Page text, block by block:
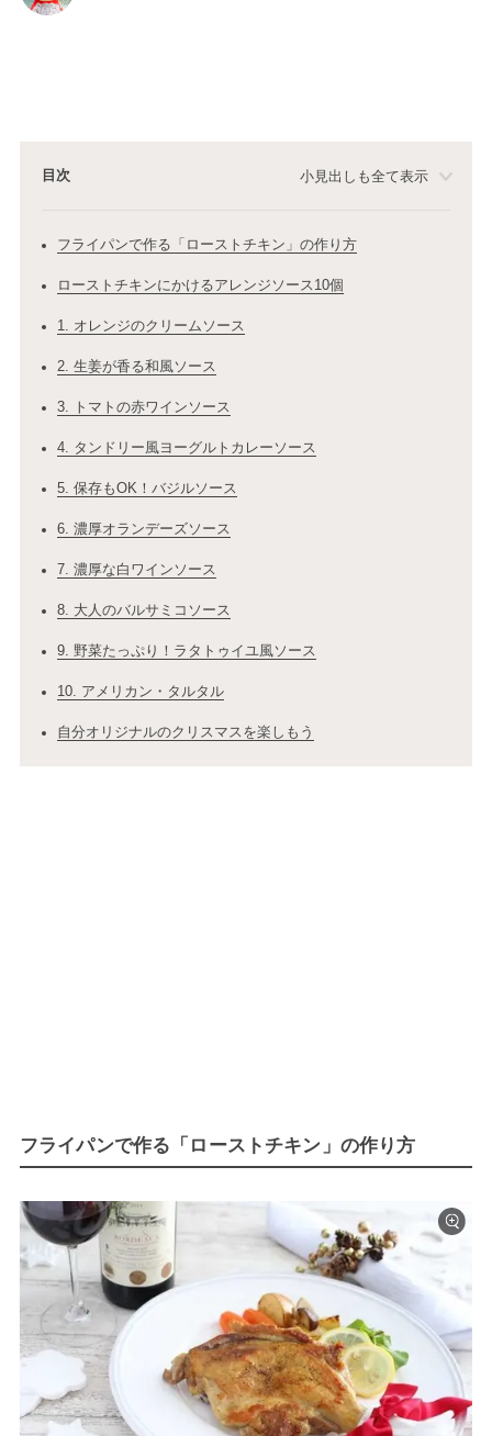
目次 小見出しも全て表示
フライパンで作る「ローストチキン」の作り方
ローストチキンにかけるアレンジソース10個
1. オレンジのクリームソース
2. 生姜が香る和風ソース
3. トマトの赤ワインソース
4. タンドリー風ヨーグルトカレーソース
5. 保存もOK！バジルソース
6. 濃厚オランデーズソース
7. 濃厚な白ワインソース
8. 大人のバルサミコソース
9. 野菜たっぷり！ラタトゥイユ風ソース
10. アメリカン・タルタル
自分オリジナルのクリスマスを楽しもう
フライパンで作る「ローストチキン」の作り方